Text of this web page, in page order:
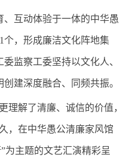
互动体验于一体的中华愚
个，形成廉洁文化阵地集
监察工委坚持以文化人、
建深度融合、同频共振。
解了清廉、诚信的价值，
，在中华愚公清廉家风馆
为主题的文艺汇演精彩呈